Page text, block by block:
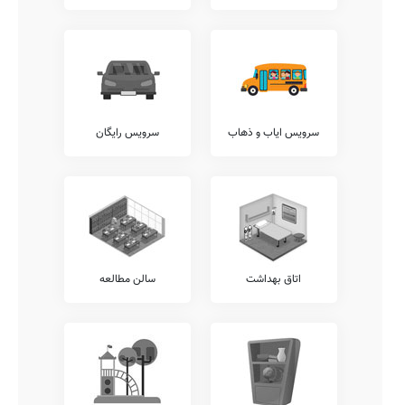
معاینات پدیکلوزیس، آنالیز ساختار قامتی، معاینات دهان و دندان، بینایی
سنجی، شنوایی سنجی، و... با عوامل مدرسه {{gendar}} شهید مرتضی
سپهری ارتباط برقرار نمایید.
بدیهی است که وجود آزمایشگاه های گوناگون در هر مدرسه، شامل
آکادمی زبان
اغلب مدارس ایران از وجود آکادمی های زبان جداگانه از سیستم آموزشی
وزارت آموزش و پرورش، نظیر آکادمی های زبان های عربی، انگلیسی،
روسی، فرانسوی، ترکی، آلمانی، و... رنج می برند. این مدرسه نیز از این
قاعده مستثنی نیست.
در راستای تقویت توان علمی و ایجاد روحیه نشاط و تعالی در دانش آموزان
نظیر خدمات ارتباط مستمر مشاوران تحصیلی با اولیاء، سامانه ارتباط
آنلاین مدرسه با دانش آموز، امکان امانت گذاری تبلت یا موبایل قبل از
شروع کلاس، برگزاری کارگاه های ارتقای عملکرد کادر آموزشی، و... ارائه
سرویس ایاب و ذهاب سرویس رایگان
اتاق بهداشت سالن مطالعه